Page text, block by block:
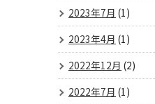
2023年7月 (1)
2023年4月 (1)
2022年12月 (2)
2022年7月 (1)